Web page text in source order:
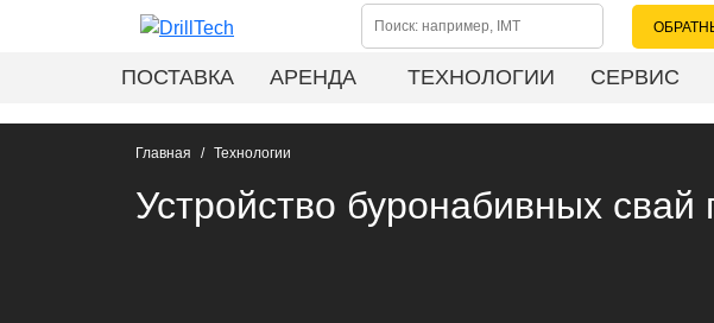
ПОСТАВКА АРЕНДА ТЕХНОЛОГИИ СЕРВИС
Главная Технологии
Устройство буронабивных